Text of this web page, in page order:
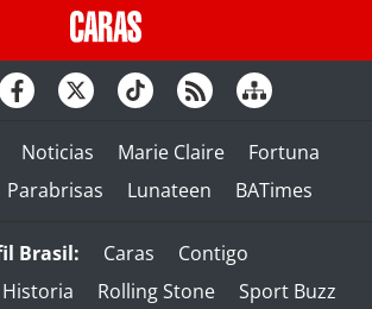
Noticias Marie Claire
Fortuna
Parabrisas Lunateen BATimes
Brasil: Caras
Contigo
Rolling Stone
Sport Buzz